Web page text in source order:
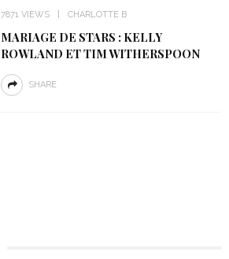
7871 VIEWS CHARLOTTE B
MARIAGE DE STARS : KELLY
ROWLAND ET TIM WITHERSPOON
SHARE